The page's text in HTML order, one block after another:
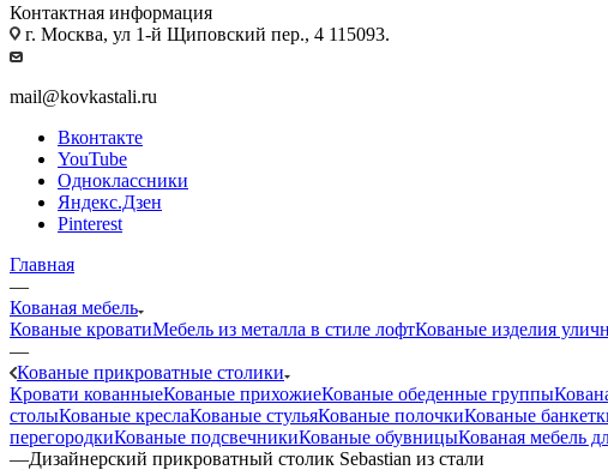
Контактная информация
г. Москва, ул 1-й Щиповский пер., 4 115093.
mail@kovkastali.ru
Вконтакте
YouTube
Одноклассники
Яндекс.Дзен
Pinterest
Главная
—
Кованая мебель
Кованые кроватиМебель из металла в стиле лофтКованые изделия
—
Кованые прикроватные столики
Кровати кованныеКованые прихожиеКованые обеденные группы
столыКованые креслаКованые стульяКованые полочкиКованые
перегородкиКованые подсвечникиКованые обувницыКованая мебель
—Дизайнерский прикроватный столик Sebastian из стали